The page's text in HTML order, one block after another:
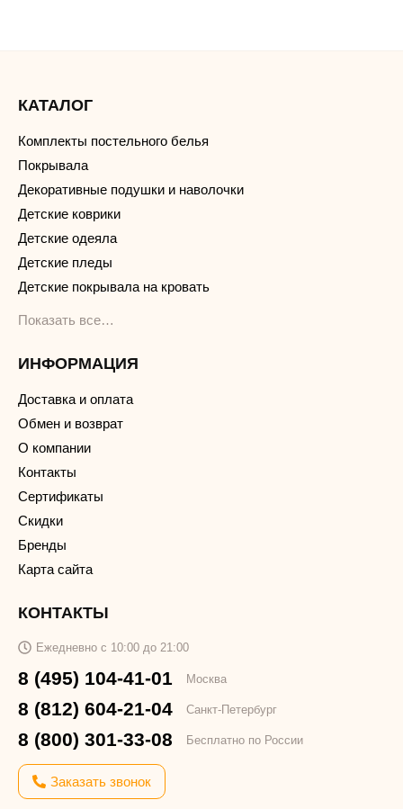
КАТАЛОГ
Комплекты постельного белья
Покрывала
Декоративные подушки и наволочки
Детские коврики
Детские одеяла
Детские пледы
Детские покрывала на кровать
Показать все…
ИНФОРМАЦИЯ
Доставка и оплата
Обмен и возврат
О компании
Контакты
Сертификаты
Скидки
Бренды
Карта сайта
КОНТАКТЫ
Ежедневно с 10:00 до 21:00
8 (495) 104-41-01 Москва
8 (812) 604-21-04 Санкт-Петербург
8 (800) 301-33-08 Бесплатно по России
Заказать звонок